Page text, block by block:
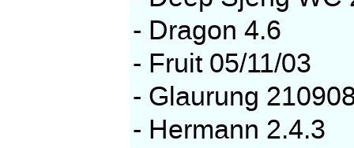
- Dragon 4.6
- Fruit 05/11/03
- Glaurung
- Hermann 2.4.3